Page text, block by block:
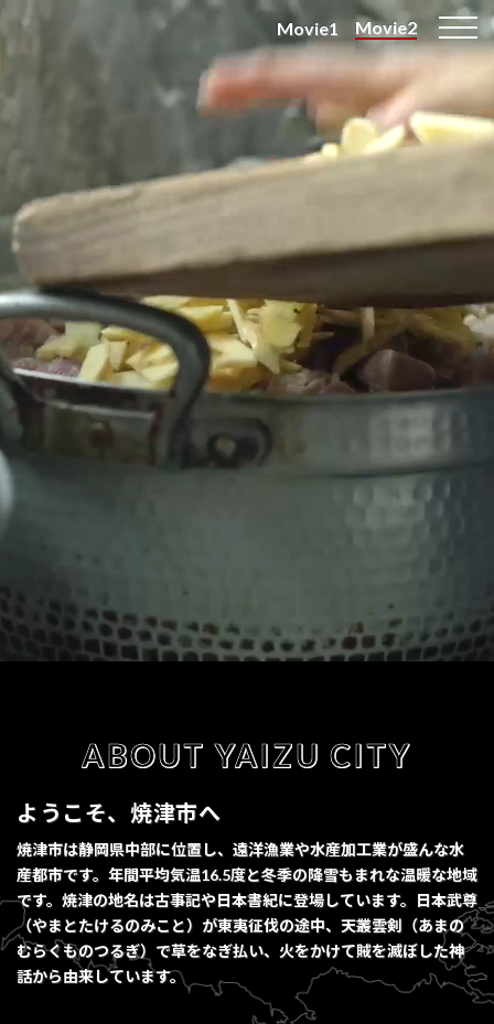
Movie1 Movie2
ABOUT YAIZU CITY
ようこそ、焼津市へ
焼津市は静岡県中部に位置し、遠洋漁業や水産加工業が盛んな水
産都市です。年間平均気温16.5度と冬季の降雪もまれな温暖な地域
です。焼津の地名は古事記や日本書紀に登場しています。日本武尊
（やまとたけるのみこと）が東夷征伐の途中、天叢雲剣（あまの
むらくものつるぎ）で草をなぎ払い、火をかけて賊を滅ぼした神
話から由来しています。